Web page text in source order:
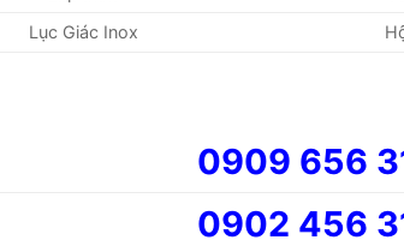
Lục Giác Inox
0909 656
0902 456